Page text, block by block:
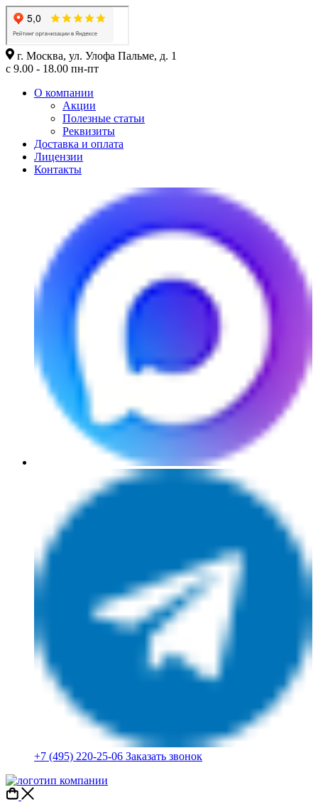
г. Москва, ул. Улофа Пальме, д. 1
с 9.00 - 18.00 пн-пт
О компании
Акции
Полезные статьи
Реквизиты
Доставка и оплата
Лицензии
Контакты
+7 (495) 220-25-06 Заказать звонок